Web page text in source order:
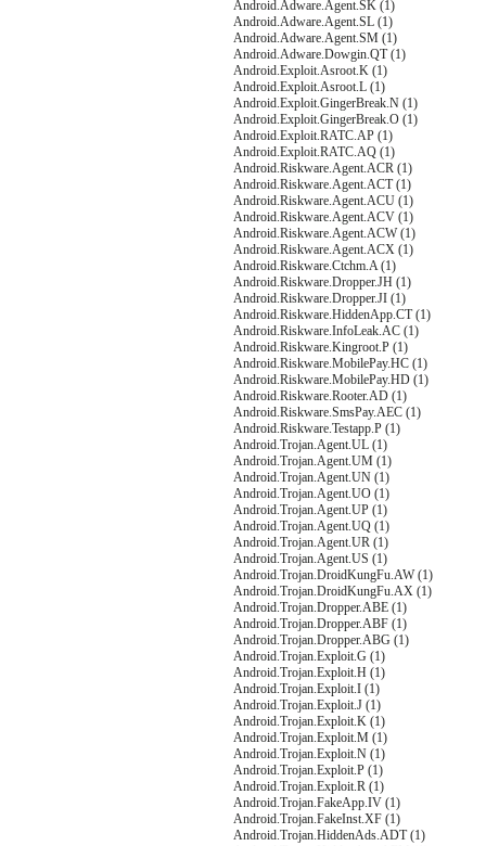
Android.Adware.Agent.SK (1)
Android.Adware.Agent.SL (1)
Android.Adware.Agent.SM (1)
Android.Adware.Dowgin.QT (1)
Android.Exploit.Asroot.K (1)
Android.Exploit.Asroot.L (1)
Android.Exploit.GingerBreak.N (1)
Android.Exploit.GingerBreak.O (1)
Android.Exploit.RATC.AP (1)
Android.Exploit.RATC.AQ (1)
Android.Riskware.Agent.ACR (1)
Android.Riskware.Agent.ACT (1)
Android.Riskware.Agent.ACU (1)
Android.Riskware.Agent.ACV (1)
Android.Riskware.Agent.ACW (1)
Android.Riskware.Agent.ACX (1)
Android.Riskware.Ctchm.A (1)
Android.Riskware.Dropper.JH (1)
Android.Riskware.Dropper.JI (1)
Android.Riskware.HiddenApp.CT (1)
Android.Riskware.InfoLeak.AC (1)
Android.Riskware.Kingroot.P (1)
Android.Riskware.MobilePay.HC (1)
Android.Riskware.MobilePay.HD (1)
Android.Riskware.Rooter.AD (1)
Android.Riskware.SmsPay.AEC (1)
Android.Riskware.Testapp.P (1)
Android.Trojan.Agent.UL (1)
Android.Trojan.Agent.UM (1)
Android.Trojan.Agent.UN (1)
Android.Trojan.Agent.UO (1)
Android.Trojan.Agent.UP (1)
Android.Trojan.Agent.UQ (1)
Android.Trojan.Agent.UR (1)
Android.Trojan.Agent.US (1)
Android.Trojan.DroidKungFu.AW (1)
Android.Trojan.DroidKungFu.AX (1)
Android.Trojan.Dropper.ABE (1)
Android.Trojan.Dropper.ABF (1)
Android.Trojan.Dropper.ABG (1)
Android.Trojan.Exploit.G (1)
Android.Trojan.Exploit.H (1)
Android.Trojan.Exploit.I (1)
Android.Trojan.Exploit.J (1)
Android.Trojan.Exploit.K (1)
Android.Trojan.Exploit.M (1)
Android.Trojan.Exploit.N (1)
Android.Trojan.Exploit.P (1)
Android.Trojan.Exploit.R (1)
Android.Trojan.FakeApp.IV (1)
Android.Trojan.FakeInst.XF (1)
Android.Trojan.HiddenAds.ADT (1)